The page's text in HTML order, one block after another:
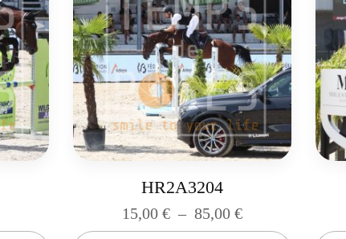
HR2A3204
15,00 € – 85,00 €